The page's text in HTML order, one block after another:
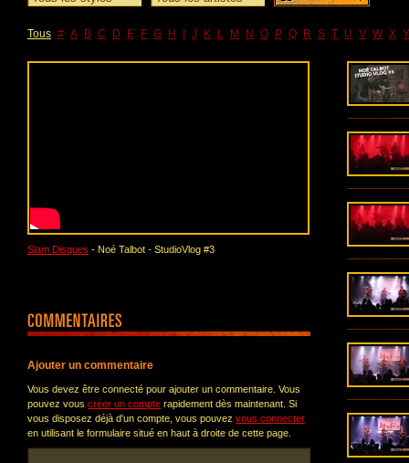
Tous # A B C D E F G H J K L M N O P Q R S T U V W X Y
Slam Disques - Noé Talbot - StudioVlog #3
Ajouter un commentaire
Vous devez être connecté pour ajouter un commentaire. Vous
pouvez vous créer un compte rapidement dès maintenant. Si
vous disposez déjà d'un compte, vous pouvez vous connecter
en utilisant le formulaire situé en haut à droite de cette page.